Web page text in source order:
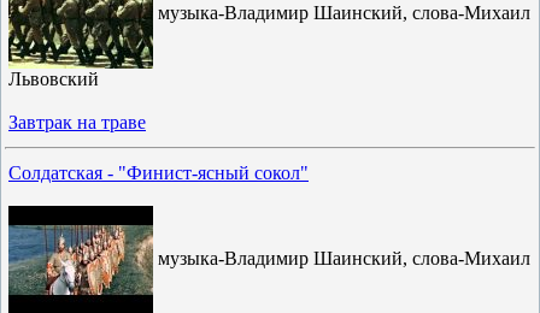
музыка-Владимир Шаинский, слова-Михаил
Львовский
Завтрак на траве
Солдатская - "Финист-ясный сокол"
музыка-Владимир Шаинский, слова-Михаил